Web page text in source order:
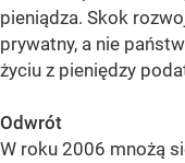
pieniądza. Skok
prywatny, a nie
życiu z pieniędzy
Odwrót
W roku 2006 mnożą